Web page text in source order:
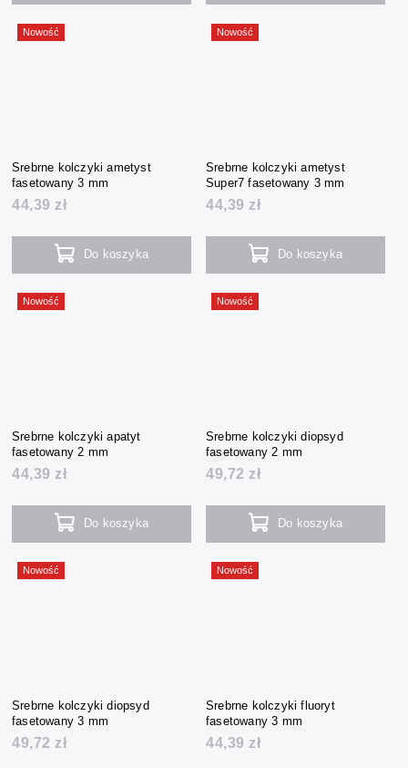
Nowość
Srebrne kolczyki ametyst
fasetowany 3 mm
44,39 zł
Do koszyka
Nowość
Srebrne kolczyki ametyst
Super7 fasetowany 3 mm
44,39 zł
Do koszyka
Nowość
Srebrne kolczyki apatyt
fasetowany 2 mm
44,39 zł
Do koszyka
Nowość
Srebrne kolczyki diopsyd
fasetowany 2 mm
49,72 zł
Do koszyka
Nowość
Srebrne kolczyki diopsyd
fasetowany 3 mm
49,72 zł
Nowość
Srebrne kolczyki fluoryt
fasetowany 3 mm
44,39 zł